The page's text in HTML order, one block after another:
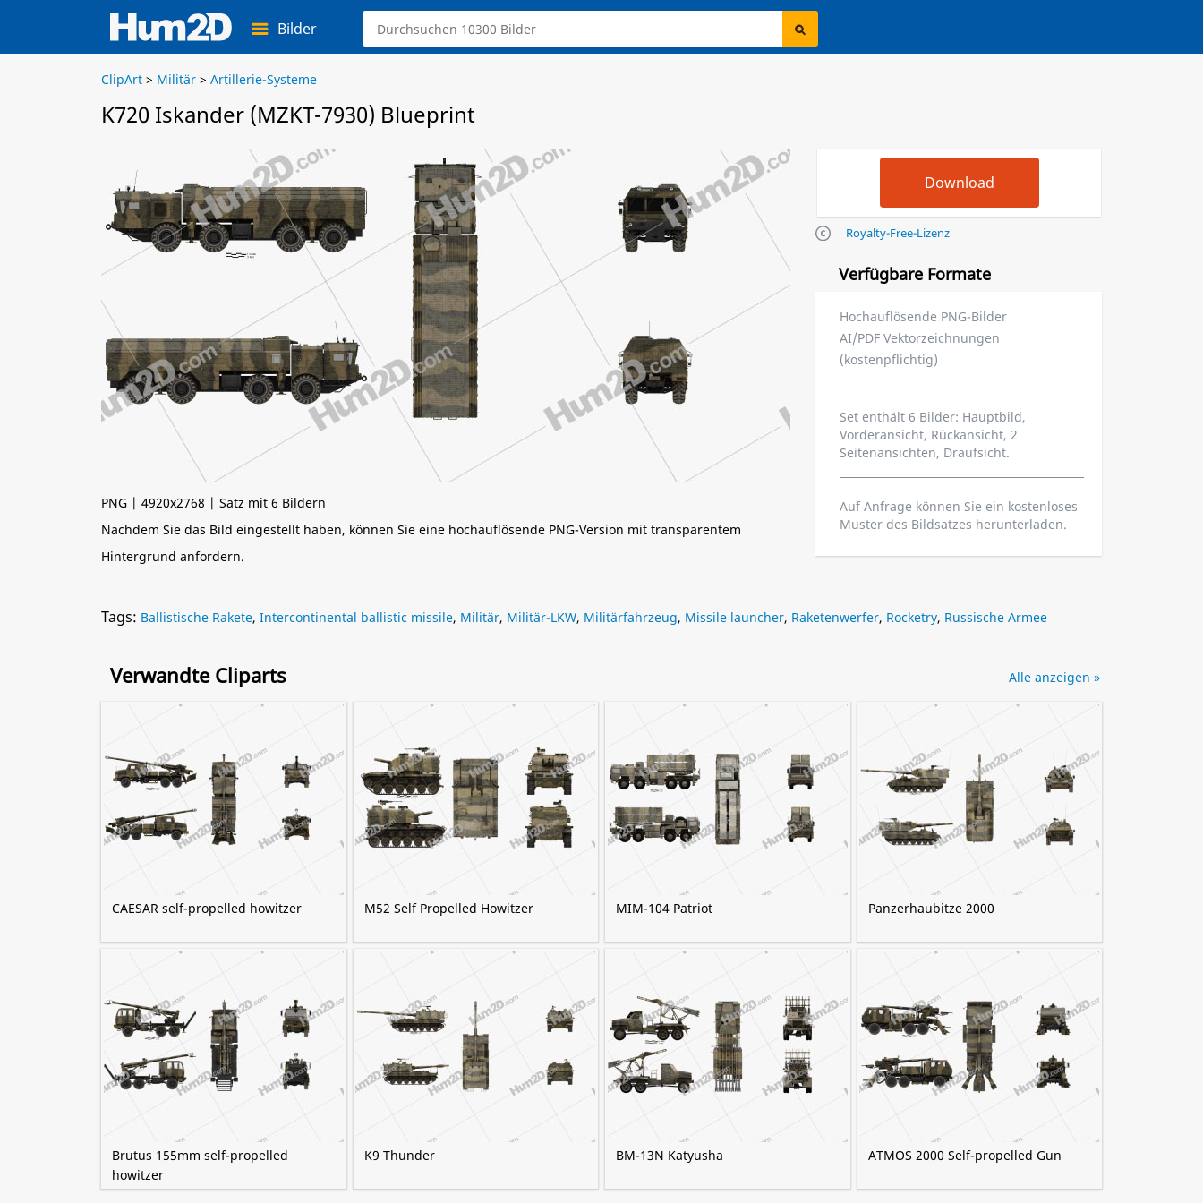
Bilder
ClipArt > Militär > Artillerie-Systeme
K720 Iskander (MZKT-7930) Blueprint
PNG | 4920x2768 | Satz mit 6 Bildern
Nachdem Sie das Bild eingestellt haben, können Sie eine hochauflösende PNG-Version mit transparentem
Hintergrund anfordern.
Royalty-Free-Lizenz
Verfügbare Formate
Hochauflösende PNG-Bilder
AI/PDF Vektorzeichnungen
(kostenpflichtig)
Set enthält 6 Bilder: Hauptbild,
Vorderansicht, Rückansicht, 2
Seitenansichten, Draufsicht.
Auf Anfrage können Sie ein kostenloses
Muster des Bildsatzes herunterladen.
Tags: Ballistische Rakete, Intercontinental ballistic missile, Militär, Militär-LKW, Militärfahrzeug, Missile launcher, Raketenwerfer, Rocketry, Russische Armee
Verwandte Cliparts
CAESAR self-propelled howitzer M52 Self Propelled Howitzer MIM-104 Patriot Panzerhaubitze 2000
Brutus 155mm self-propelled
howitzer
K9 Thunder BM-13N Katyusha ATMOS 2000 Self-propelled Gun
Alle anzeigen »